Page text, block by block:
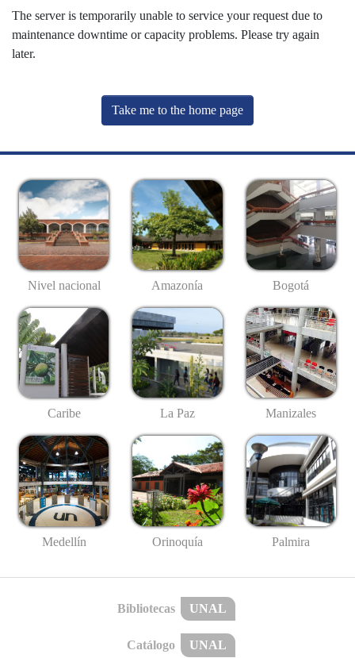
The server is temporarily unable to service your request due to
maintenance downtime or capacity problems. Please try again
later.
Take me to the home page
Nivel nacional Amazonía Bogotá
Caribe La Paz Manizales
Medellín Orinoquía Palmira
Bibliotecas UNAL
Catálogo UNAL